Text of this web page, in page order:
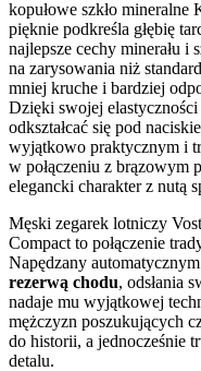
kopułowe szkło
pięknie podkreśla głębię
najlepsze cechy minerału
na zarysowania niż
mniej kruche i bardziej
Dzięki swojej
odkształcać się pod
wyjątkowo praktycznym i
w połączeniu z brązowym
elegancki charakter z nutą
Męski zegarek lotniczy
Compact to połączenie
Napędzany
rezerwą chodu, odsłania
nadaje mu wyjątkowej
mężczyzn poszukujących
do historii, a jednocześnie
detalu.